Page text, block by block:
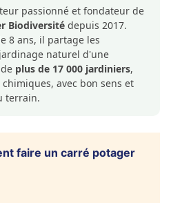
passionné et fondateur de
Biodiversité depuis 2017.
8 ans, il partage les
naturel d'une
plus de 17 000 jardiniers,
avec bon sens et
terrain.
faire un carré potager